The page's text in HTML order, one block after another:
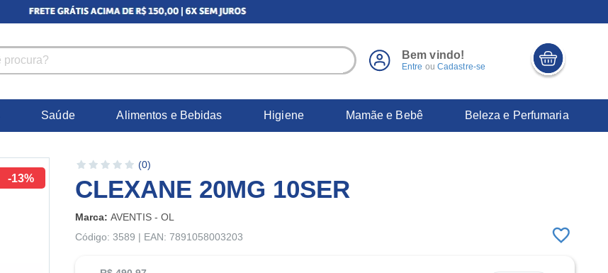
Bem vindo!
Entre ou Cadastre-se
Saúde Alimentos e Bebidas Higiene Mamãe e Bebê Beleza e Perfumaria
-13%
(0)
CLEXANE 20MG 10SER
Marca:AVENTIS - OL
Código: 3589 | EAN: 7891058003203